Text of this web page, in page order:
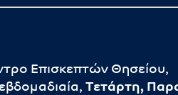
Επισκεπτών Θησείου,
Τετάρτη,